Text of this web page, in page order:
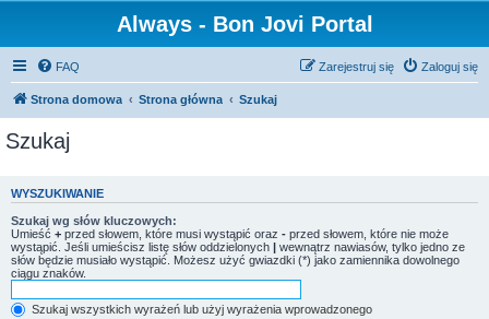
Always - Bon Jovi Portal
FAQ Zaloguj się
Zarejestruj się
Strona domowa Strona główna Szukaj
Szukaj
WYSZUKIWANIE
Szukaj wg słów kluczowych:
Umieść + przed słowem, które musi wystąpić oraz - przed słowem, które nie może
wystąpić. Jeśli umieścisz listę słów oddzielonych | wewnątrz nawiasów, tylko jedno ze
słów będzie musiało wystąpić. Możesz użyć gwiazdki (*) jako zamiennika dowolnego
ciągu znaków.
Szukaj wszystkich wyrażeń lub użyj wyrażenia wprowadzonego